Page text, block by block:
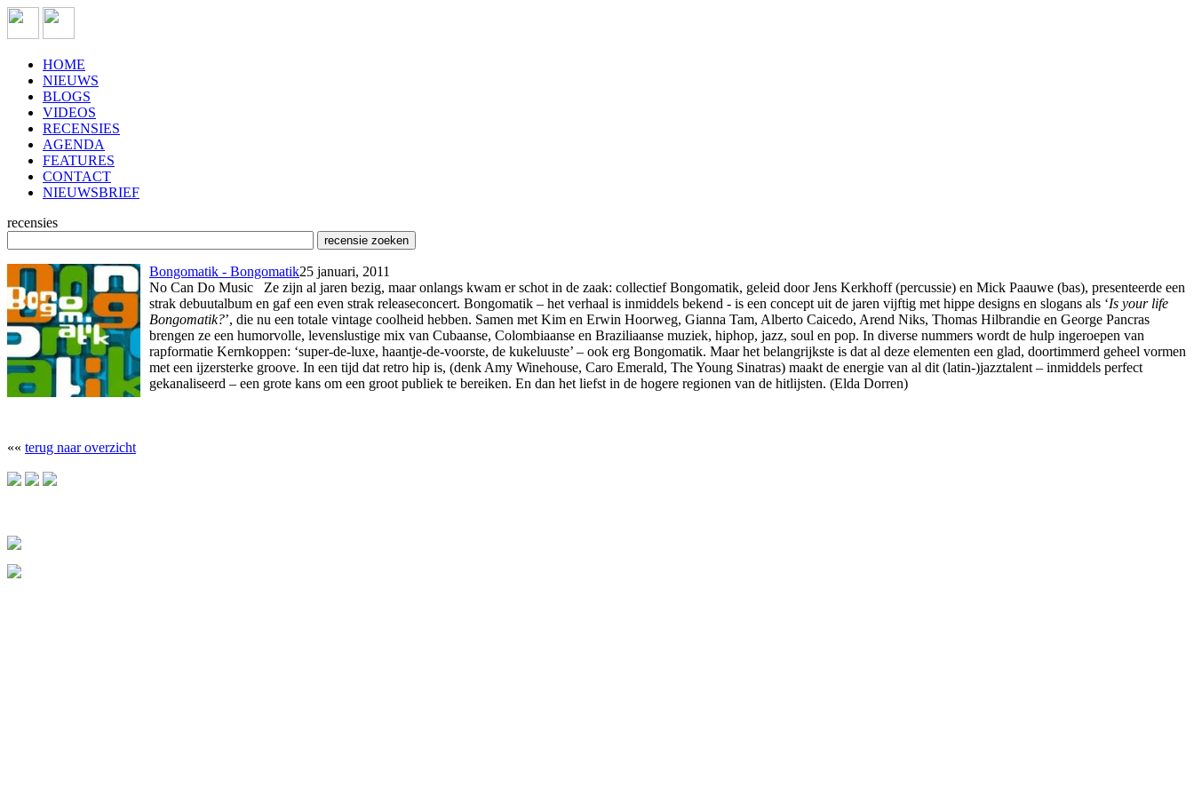
HOME
NIEUWS
BLOGS
VIDEOS
RECENSIES
AGENDA
FEATURES
CONTACT
NIEUWSBRIEF
recensies
Bongomatik - Bongomatik25 januari, 2011
No Can Do Music Ze zijn al jaren bezig, maar onlangs kwam er schot in de zaak: collectief Bongomatik, geleid door Jens Kerkhoff (percussie) en Mick Paauwe (bas), presenteerde een
strak debuutalbum en gaf een even strak releaseconcert. Bongomatik – het verhaal is inmiddels bekend - is een concept uit de jaren vijftig met hippe designs en slogans als ‘Is your life
Bongomatik?’, die nu een totale vintage coolheid hebben. Samen met Kim en Erwin Hoorweg, Gianna Tam, Alberto Caicedo, Arend Niks, Thomas Hilbrandie en George Pancras
brengen ze een humorvolle, levenslustige mix van Cubaanse, Colombiaanse en Braziliaanse muziek, hiphop, jazz, soul en pop. In diverse nummers wordt de hulp ingeroepen van
rapformatie Kernkoppen: ‘super-de-luxe, haantje-de-voorste, de kukeluuste’ – ook erg Bongomatik. Maar het belangrijkste is dat al deze elementen een glad, doortimmerd geheel vormen
met een ijzersterke groove. In een tijd dat retro hip is, (denk Amy Winehouse, Caro Emerald, The Young Sinatras) maakt de energie van al dit (latin-)jazztalent – inmiddels perfect
gekanaliseerd – een grote kans om een groot publiek te bereiken. En dan het liefst in de hogere regionen van de hitlijsten. (Elda Dorren)
«« terug naar overzicht